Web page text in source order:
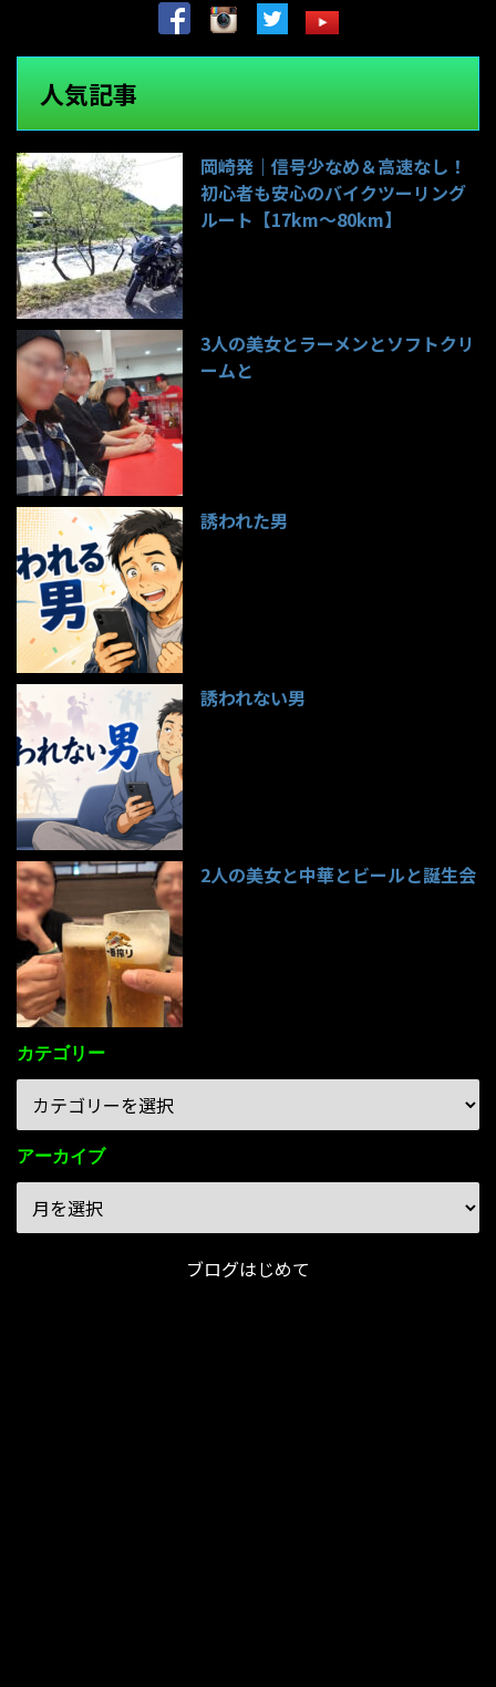
人気記事
岡崎発｜信号少なめ＆高速なし！
初心者も安心のバイクツーリング
ルート【17km〜80km】
3人の美女とラーメンとソフトクリ
ームと
誘われた男
誘われない男
2人の美女と中華とビールと誕生会
カテゴリー
アーカイブ
ブログはじめて